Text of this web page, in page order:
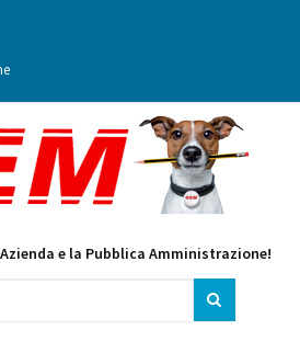
e la Pubblica Amministrazione!